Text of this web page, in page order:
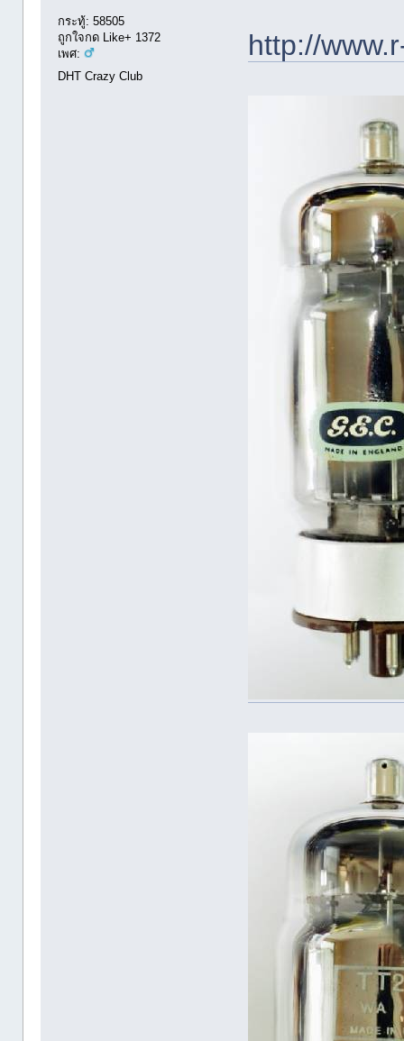
กระทู้: 58505
ถูกใจกด Like+ 1372
เพศ:
DHT Crazy Club
http://